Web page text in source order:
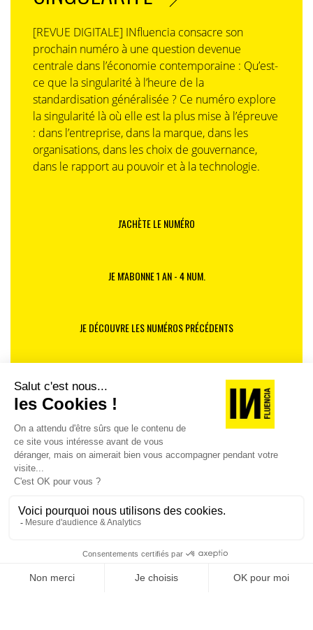
[REVUE DIGITALE] INfluencia consacre son
prochain numéro à une question devenue
centrale dans l’économie contemporaine : Qu’est-
ce que la singularité à l’heure de la
standardisation généralisée ? Ce numéro explore
la singularité là où elle est la plus mise à l’épreuve
: dans l’entreprise, dans la marque, dans les
organisations, dans les choix de gouvernance,
dans le rapport au pouvoir et à la technologie.
J'ACHÈTE LE NUMÉRO
JE M'ABONNE 1 AN - 4 NUM.
JE DÉCOUVRE LES NUMÉROS PRÉCÉDENTS